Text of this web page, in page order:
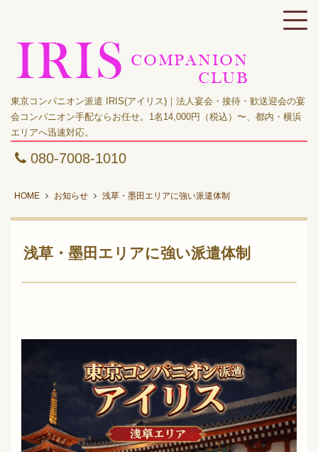
東京コンパニオン派遣 IRIS(アイリス)｜法人宴会・接待・歓送迎会の宴
会コンパニオン手配ならお任せ。1名14,000円（税込）〜、都内・横浜
エリアへ迅速対応。
080-7008-1010
HOME お知らせ 浅草・墨田エリアに強い派遣体制
浅草・墨田エリアに強い派遣体制